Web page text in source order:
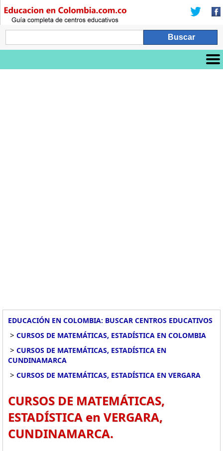
EDUCACIÓN EN COLOMBIA: BUSCAR CENTROS EDUCATIVOS
> CURSOS DE MATEMÁTICAS, ESTADÍSTICA EN COLOMBIA
> CURSOS DE MATEMÁTICAS, ESTADÍSTICA EN
CUNDINAMARCA
> CURSOS DE MATEMÁTICAS, ESTADÍSTICA EN VERGARA
CURSOS DE MATEMÁTICAS,
ESTADÍSTICA en VERGARA,
CUNDINAMARCA.